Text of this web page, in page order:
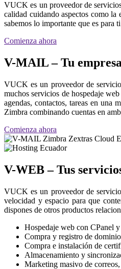
VUCK es un proveedor de
calidad cuidando aspectos como
sabemos lo importante que es para
Comienza ahora
V-MAIL – Tu
VUCK es un proveedor de
muchos servicios de hospedaje
agendas, contactos, tareas en
Zimbra combinando cuentas en
Comienza ahora
V-WEB – Tus
VUCK es un proveedor de
velocidad y espacio para que
dispones de otros productos
Hospedaje web con CPanel
Compra y registro de
Compra e instalación de
Almacenamiento y
Marketing masivo de